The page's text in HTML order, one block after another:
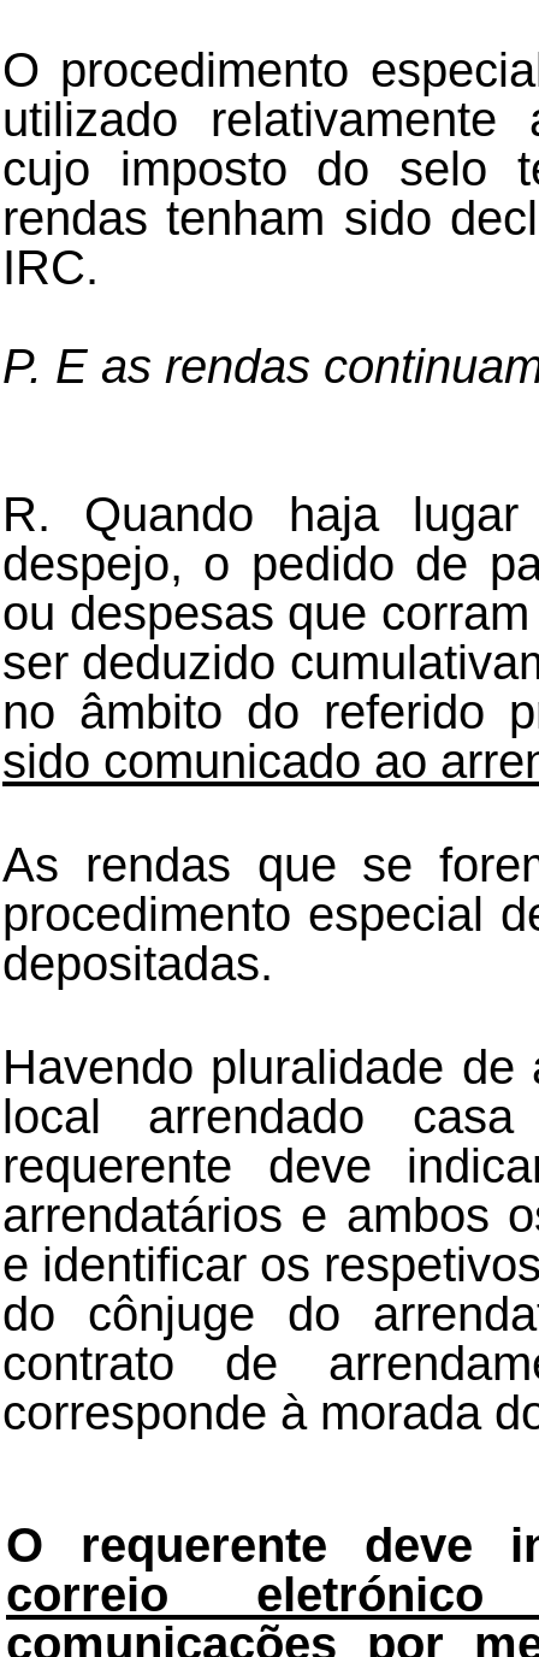
O procedimento
utilizado
cujo imposto do selo
rendas tenham sido
IRC.
P. E as rendas
R. Quando haja
despejo, o pedido de
ou despesas que
ser deduzido
no âmbito do referido
sido comunicado ao
As rendas que se
procedimento especial
depositadas.
Havendo pluralidade
local arrendado
requerente deve
arrendatários e ambos
e identificar os
do cônjuge do
contrato de
corresponde à morada
O requerente
correio
comunicações por